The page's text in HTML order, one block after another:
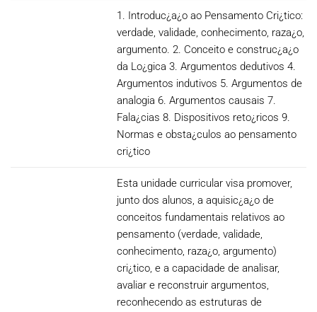
1. Introduc¿a¿o ao Pensamento Cri¿tico:
verdade, validade, conhecimento, raza¿o,
argumento. 2. Conceito e construc¿a¿o
da Lo¿gica 3. Argumentos dedutivos 4.
Argumentos indutivos 5. Argumentos de
analogia 6. Argumentos causais 7.
Fala¿cias 8. Dispositivos reto¿ricos 9.
Normas e obsta¿culos ao pensamento
cri¿tico
Esta unidade curricular visa promover,
junto dos alunos, a aquisic¿a¿o de
conceitos fundamentais relativos ao
pensamento (verdade, validade,
conhecimento, raza¿o, argumento)
cri¿tico, e a capacidade de analisar,
avaliar e reconstruir argumentos,
reconhecendo as estruturas de